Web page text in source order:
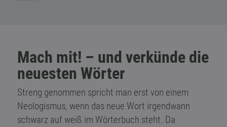
Mach mit! – und verkünde die
neuesten Wörter
Streng genommen spricht man erst von einem
Neologismus, wenn das neue Wort irgendwann
schwarz auf weiß im Wörterbuch steht. Da